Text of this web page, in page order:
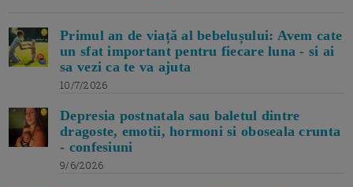
Primul an de viață al bebelușului: Avem cate
un sfat important pentru fiecare luna - si ai
sa vezi ca te va ajuta
10/7/2026
Depresia postnatala sau baletul dintre
dragoste, emotii, hormoni si oboseala crunta
- confesiuni
9/6/2026